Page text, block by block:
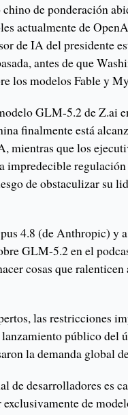
de ponderación
actualmente de
de IA del presidente
antes de que
los modelos Fable y
GLM-5.2 de Z.ai
finalmente está
mientras que los
impredecible
de obstaculizar su
4.8 (de Anthropic) y
GLM-5.2 en el
cosas que ralenticen
las restricciones
público del
la demanda global
de desarrolladores es
exclusivamente de